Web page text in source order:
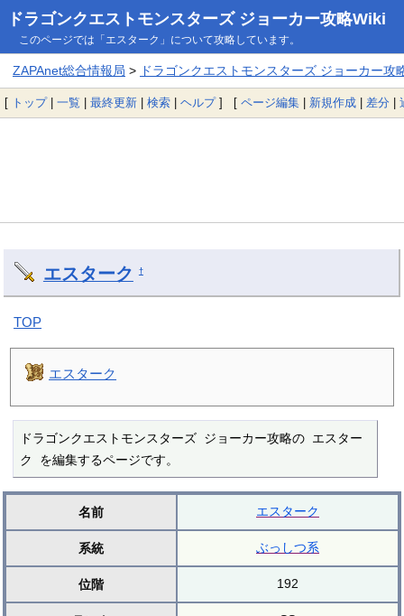
ドラゴンクエストモンスターズ ジョーカー攻略Wiki
このページでは「エスターク」について攻略しています。
ZAPAnet総合情報局 > ドラゴンクエストモンスターズ ジョーカー攻
[ トップ| 一覧 | 最終更新 | 検索 | ヘルプ] [ ページ編集 | 新規作成 | 差分 |
エスターク †
TOP
エスターク
ドラゴンクエストモンスターズ ジョーカー攻略の エスター
ク を編集するページです。
名前 エスターク
系統 ぶっしつ系
位階 192